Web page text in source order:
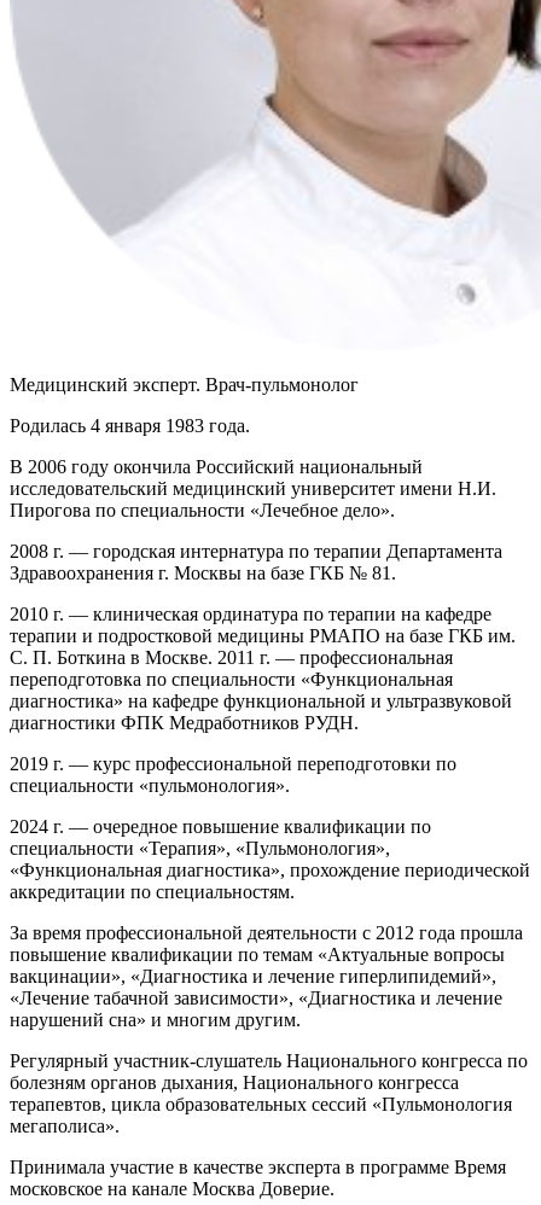
Медицинский эксперт. Врач-пульмонолог
Родилась 4 января 1983 года.
В 2006 году окончила Российский национальный
исследовательский медицинский университет имени Н.И.
Пирогова по специальности «Лечебное дело».
2008 г. — городская интернатура по терапии Департамента
Здравоохранения г. Москвы на базе ГКБ № 81.
2010 г. — клиническая ординатура по терапии на кафедре
терапии и подростковой медицины РМАПО на базе ГКБ им.
С. П. Боткина в Москве. 2011 г. — профессиональная
переподготовка по специальности «Функциональная
диагностика» на кафедре функциональной и ультразвуковой
диагностики ФПК Медработников РУДН.
2019 г. — курс профессиональной переподготовки по
специальности «пульмонология».
2024 г. — очередное повышение квалификации по
специальности «Терапия», «Пульмонология»,
«Функциональная диагностика», прохождение периодической
аккредитации по специальностям.
За время профессиональной деятельности с 2012 года прошла
повышение квалификации по темам «Актуальные вопросы
вакцинации», «Диагностика и лечение гиперлипидемий»,
«Лечение табачной зависимости», «Диагностика и лечение
нарушений сна» и многим другим.
Регулярный участник-слушатель Национального конгресса по
болезням органов дыхания, Национального конгресса
терапевтов, цикла образовательных сессий «Пульмонология
мегаполиса».
Принимала участие в качестве эксперта в программе Время
московское на канале Москва Доверие.